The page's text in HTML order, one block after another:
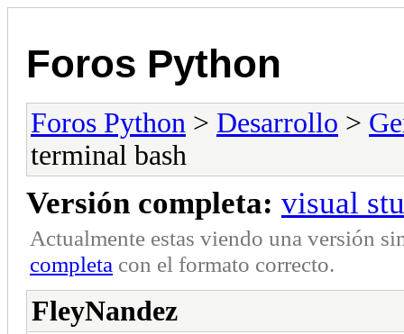
Foros Python
Foros Python > Desarrollo >
terminal bash
Versión completa: visual
Actualmente estas viendo una versión
completa con el formato correcto.
FleyNandez